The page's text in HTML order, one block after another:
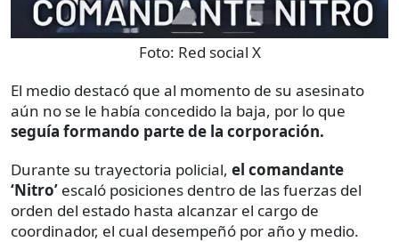
Foto: Red social X
El medio destacó que al momento de su asesinato
aún no se le había concedido la baja, por lo que
seguía formando parte de la corporación.
Durante su trayectoria policial, el comandante
‘Nitro’ escaló posiciones dentro de las fuerzas del
orden del estado hasta alcanzar el cargo de
coordinador, el cual desempeñó por año y medio.